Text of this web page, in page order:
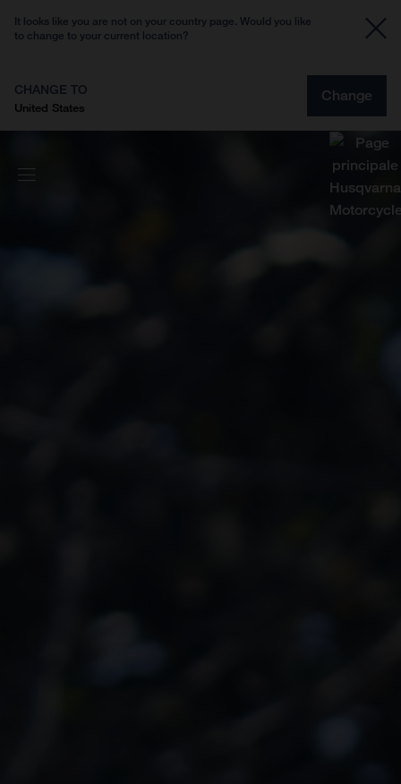
It looks like you are not on your country page. Would you like
to change to your current location?
CHANGE TO
United States
Change